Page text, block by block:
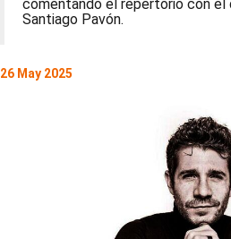
comentando el repertorio con el
Santiago Pavón.
26 May 2025